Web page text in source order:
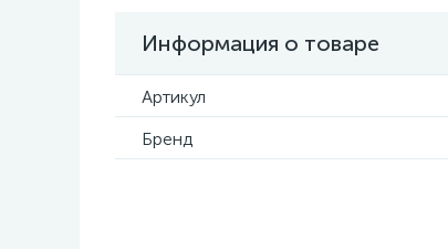
Информация о товаре
Артикул
Бренд